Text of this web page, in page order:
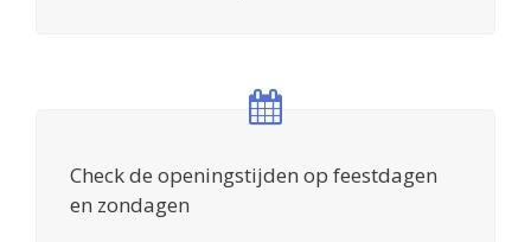
Check de openingstijden op feestdagen
en zondagen